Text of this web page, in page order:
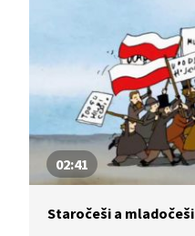
02:41
Staročeši a mladočeši